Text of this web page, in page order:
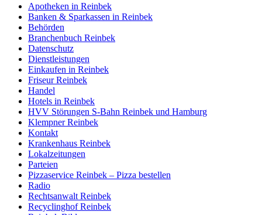
Apotheken in Reinbek
Banken & Sparkassen in Reinbek
Behörden
Branchenbuch Reinbek
Datenschutz
Dienstleistungen
Einkaufen in Reinbek
Friseur Reinbek
Handel
Hotels in Reinbek
HVV Störungen S-Bahn Reinbek und Hamburg
Klempner Reinbek
Kontakt
Krankenhaus Reinbek
Lokalzeitungen
Parteien
Pizzaservice Reinbek – Pizza bestellen
Radio
Rechtsanwalt Reinbek
Recyclinghof Reinbek